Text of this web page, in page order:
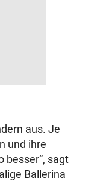
aus. Je
und ihre
besser“, sagt
Ballerina